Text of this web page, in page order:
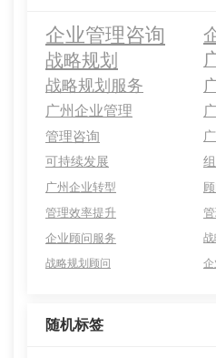
企业管理咨询
战略规划
战略规划服务
广州企业管理
管理咨询
可持续发展
广州企业转型
管理效率提升
企业顾问服务
战略规划顾问
随机标签